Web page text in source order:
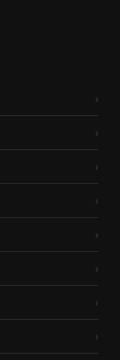
›
›
›
›
›
›
›
›